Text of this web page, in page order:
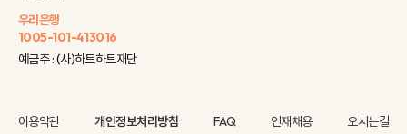
우리은행
1005-101-413016
예금주 : (사)하트하트재단
이용약관 개인정보처리방침 FAQ 인재채용 오시는길